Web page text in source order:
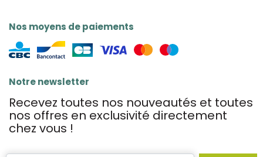
Nos moyens de paiements
Notre newsletter
Recevez toutes nos nouveautés et toutes
nos offres en exclusivité directement
chez vous !